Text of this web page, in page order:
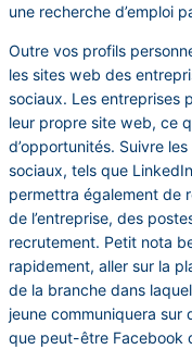
une recherche d’emploi
Outre vos profils
les sites web des
sociaux. Les entreprises
leur propre site web, ce
d’opportunités. Suivre
sociaux, tels que
permettra également de
de l’entreprise, des
recrutement. Petit nota
rapidement, aller sur la
de la branche dans
jeune communiquera sur
que peut-être Facebook